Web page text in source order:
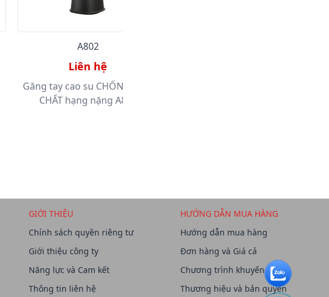
A802
Liên hệ
Găng tay cao su CHỐNG HÓA
CHẤT hạng nặng A802
GIỚI THIỆU
Chính sách quyền riêng tư
Giới thiệu công ty
Năng lực và Cam kết
Thông tin liên hệ
HƯỚNG DẪN MUA HÀNG
Hướng dẫn mua hàng
Đơn hàng và Giá cả
Chương trình khuyến mãi
Thương hiệu và bản quyền